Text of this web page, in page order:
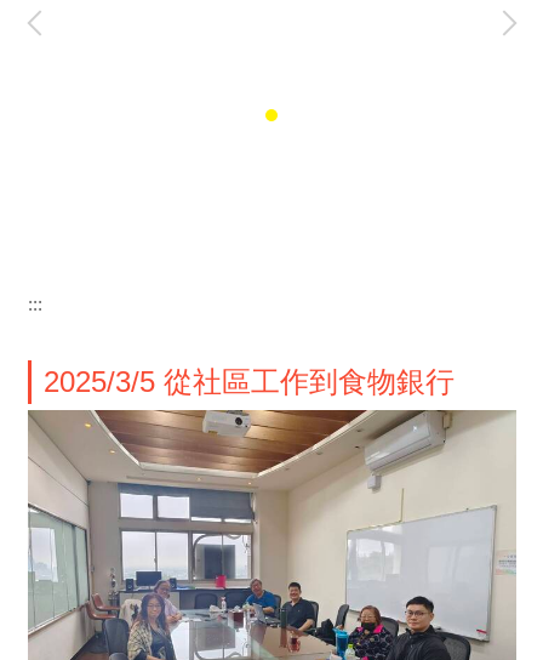
:::
2025/3/5 從社區工作到食物銀行